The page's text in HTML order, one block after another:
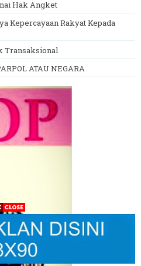
Hak Angket
Kepercayaan Rakyat Kepada
Transaksional
ATAU NEGARA